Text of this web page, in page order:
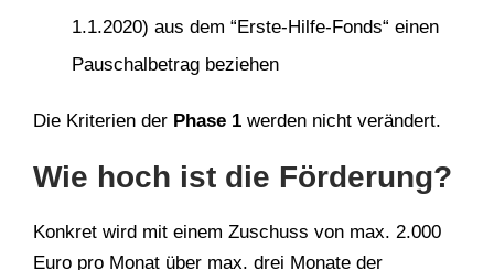
1.1.2020) aus dem “Erste-Hilfe-Fonds“ einen
Pauschalbetrag beziehen
Die Kriterien der Phase 1 werden nicht verändert.
Wie hoch ist die Förderung?
Konkret wird mit einem Zuschuss von max. 2.000
Euro pro Monat über max. drei Monate der